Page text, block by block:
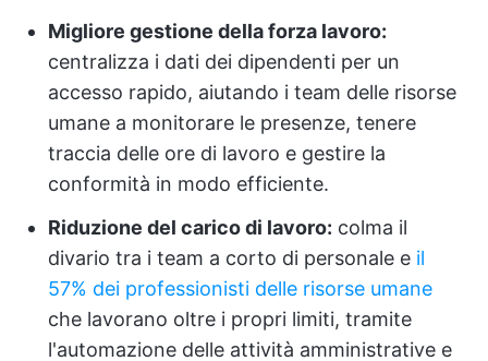
Migliore gestione della forza lavoro:
centralizza i dati dei dipendenti per un
accesso rapido, aiutando i team delle risorse
umane a monitorare le presenze, tenere
traccia delle ore di lavoro e gestire la
conformità in modo efficiente.
Riduzione del carico di lavoro: colma il
divario tra i team a corto di personale e il
57% dei professionisti delle risorse umane
che lavorano oltre i propri limiti, tramite
l'automazione delle attività amministrative e